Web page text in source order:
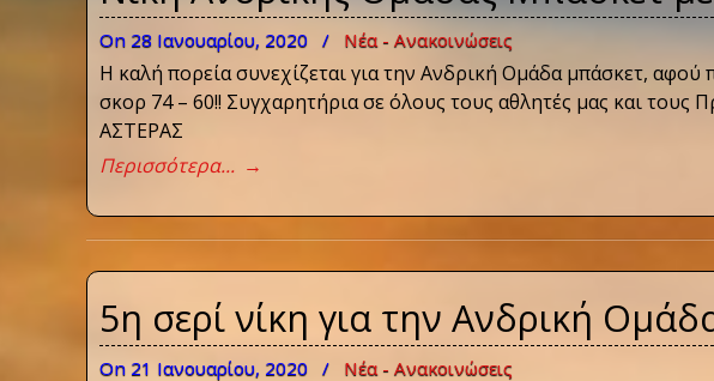
On 28 Ιανουαρίου, 2020 / Νέα - Ανακοινώσεις
Η καλή πορεία συνεχίζεται για την Ανδρική Oμάδα μπάσκετ,
σκορ 74 – 60!! Συγχαρητήρια σε όλους τους αθλητές μας και
ΑΣΤΕΡΑΣ
Περισσότερα... →
5η σερί νίκη για την Ανδρική
On 21 Ιανουαρίου, 2020 / Νέα - Ανακοινώσεις